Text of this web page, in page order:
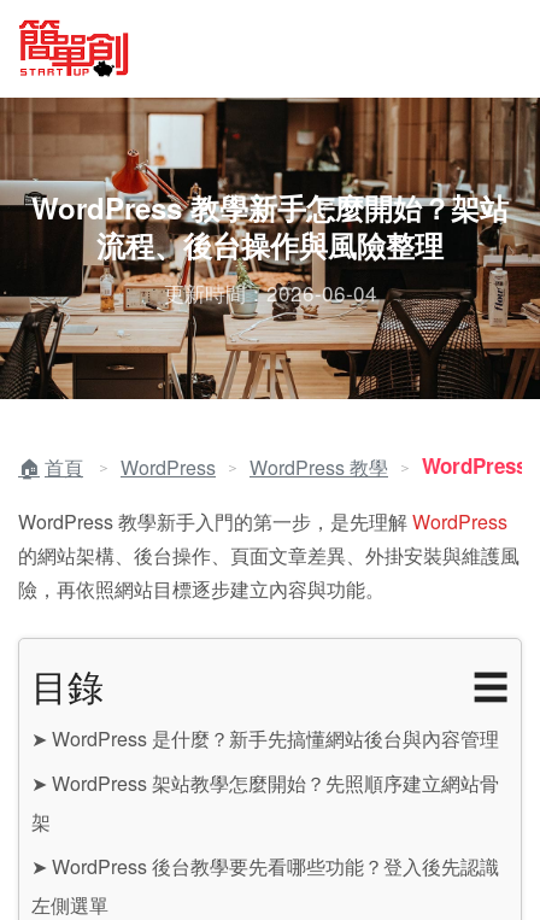
WordPress 教學新手怎麼開始？架站
流程、後台操作與風險整理
更新時間：2026-06-04
首頁 ＞ WordPress ＞ WordPress 教學 ＞ WordPress
WordPress 教學新手入門的第一步，是先理解WordPress
的網站架構、後台操作、頁面文章差異、外掛安裝與維護風
險，再依照網站目標逐步建立內容與功能。
目錄 ☰
➤ WordPress 是什麼？新手先搞懂網站後台與內容管理
➤ WordPress 架站教學怎麼開始？先照順序建立網站骨
架
➤ WordPress 後台教學要先看哪些功能？登入後先認識
左側選單